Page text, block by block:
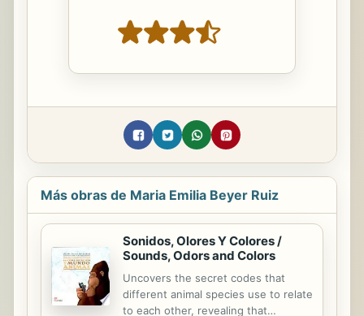
Más obras de Maria Emilia Beyer Ruiz
Sonidos, Olores Y Colores /
Sounds, Odors and Colors
Uncovers the secret codes that
different animal species use to relate
to each other, revealing that